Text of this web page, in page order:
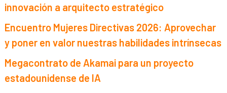
innovación a arquitecto estratégico
Encuentro Mujeres Directivas 2026: Aprovechar
y poner en valor nuestras habilidades intrínsecas
Megacontrato de Akamai para un proyecto
estadounidense de IA